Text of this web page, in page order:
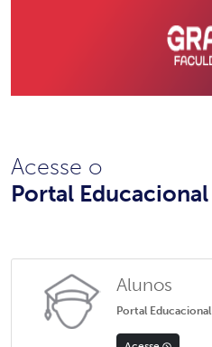
Acesse o
Portal Educacional
Alunos
Portal Educacional